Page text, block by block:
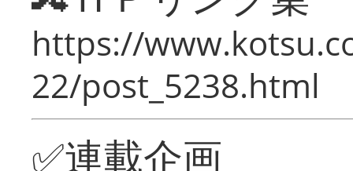
https://
22/post_5238.html
✅連載企画